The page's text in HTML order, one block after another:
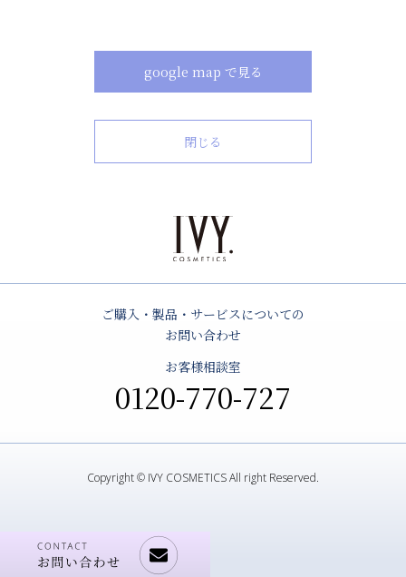
google map で見る
閉じる
ご購入・製品・サービスについての
お問い合わせ
お客様相談室
0120-770-727
Copyright © IVY COSMETICS All right Reserved.